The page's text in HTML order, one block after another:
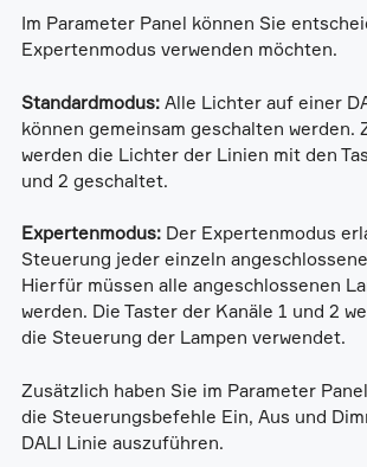
Im Parameter Panel können Sie
Expertenmodus verwenden möchten.
Standardmodus:Alle Lichter auf einer
können gemeinsam geschalten werden.
werden die Lichter der Linien mit den
und 2 geschaltet.
Expertenmodus:Der Expertenmodus
Steuerung jeder einzeln
Hierfür müssen alle angeschlossenen
werden. Die Taster der Kanäle 1 und 2
die Steuerung der Lampen verwendet.
Zusätzlich haben Sie im Parameter
die Steuerungsbefehle Ein, Aus und
DALI Linie auszuführen.